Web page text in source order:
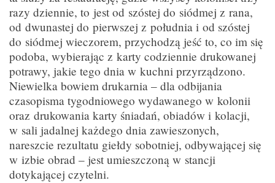
razy dziennie, to jest od szóstej do siódmej z rana,
od dwunastej do pierwszej z południa i od szóstej
do siódmej wieczorem, przychodzą jeść to, co im się
podoba, wybierając z karty codziennie drukowanej
potrawy, jakie tego dnia w kuchni przyrządzono.
Niewielka bowiem drukarnia – dla odbijania
czasopisma tygodniowego wydawanego w kolonii
oraz drukowania karty śniadań, obiadów i kolacji,
w sali jadalnej każdego dnia zawieszonych,
nareszcie rezultatu giełdy sobotniej, odbywającej się
w izbie obrad – jest umieszczoną w stancji
dotykającej czytelni.